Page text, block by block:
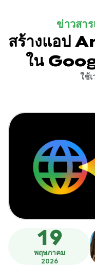
ข่าวสา
สร้างแอป
ใน
ใช้
19
พฤษภาคม
2026